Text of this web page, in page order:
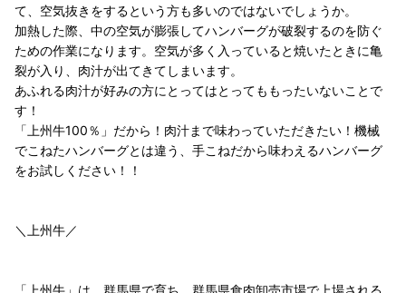
て、空気抜きをするという方も多いのではないでしょうか。
加熱した際、中の空気が膨張してハンバーグが破裂するのを防ぐ
ための作業になります。空気が多く入っていると焼いたときに亀
裂が入り、肉汁が出てきてしまいます。
あふれる肉汁が好みの方にとってはとってももったいないことで
す！
「上州牛100％」だから！肉汁まで味わっていただきたい！機械
でこねたハンバーグとは違う、手こねだから味わえるハンバーグ
をお試しください！！
＼上州牛／